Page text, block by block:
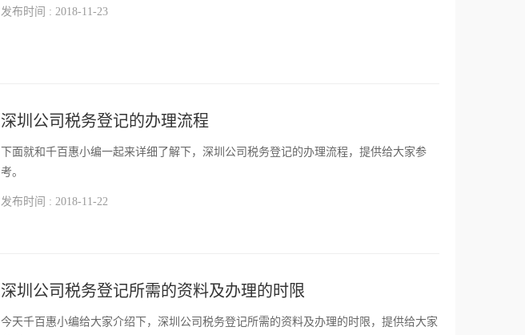
发布时间 : 2018-11-23
深圳公司税务登记的办理流程
下面就和千百惠小编一起来详细了解下，深圳公司税务登记的办理流程，提供给大家参
考。
发布时间 : 2018-11-22
深圳公司税务登记所需的资料及办理的时限
今天千百惠小编给大家介绍下，深圳公司税务登记所需的资料及办理的时限，提供给大家